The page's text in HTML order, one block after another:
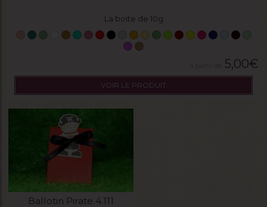
La boite de 10g
5,00€
VOIR LE PRODUIT
Ballotin Pirate 4.111